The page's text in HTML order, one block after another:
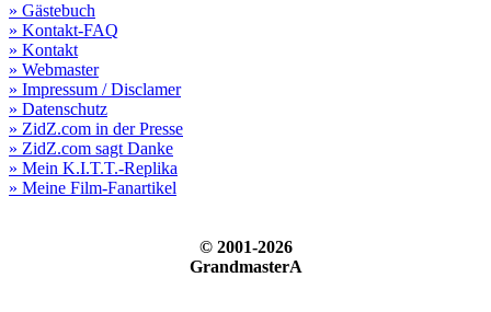
» Gästebuch
» Kontakt-FAQ
» Kontakt
» Webmaster
» Impressum / Disclamer
» Datenschutz
» ZidZ.com in der Presse
» ZidZ.com sagt Danke
» Mein K.I.T.T.-Replika
» Meine Film-Fanartikel
© 2001-2026
GrandmasterA